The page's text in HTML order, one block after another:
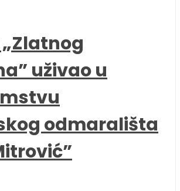
uživao u
odmarališta